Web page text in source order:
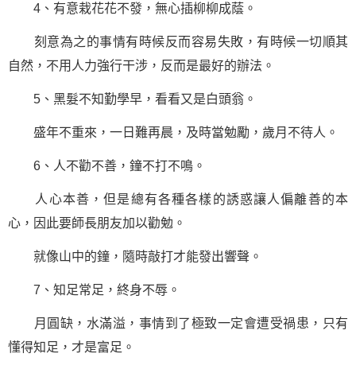
4、有意栽花花不發，無心插柳柳成蔭。
刻意為之的事情有時候反而容易失敗，有時候一切順其
自然，不用人力強行干涉，反而是最好的辦法。
5、黑髮不知勤學早，看看又是白頭翁。
盛年不重來，一日難再晨，及時當勉勵，歲月不待人。
6、人不勸不善，鐘不打不鳴。
人心本善，但是總有各種各樣的誘惑讓人偏離善的本
心，因此要師長朋友加以勸勉。
就像山中的鐘，隨時敲打才能發出響聲。
7、知足常足，終身不辱。
月圓缺，水滿溢，事情到了極致一定會遭受禍患，只有
懂得知足，才是富足。